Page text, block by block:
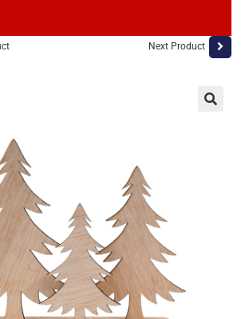
Next Product